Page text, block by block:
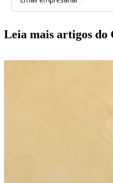
Leia mais artigos